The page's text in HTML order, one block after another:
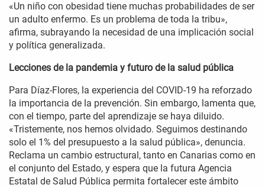
«Un niño con obesidad tiene muchas probabilidades de ser
un adulto enfermo. Es un problema de toda la tribu»,
afirma, subrayando la necesidad de una implicación social
y política generalizada.
Lecciones de la pandemia y futuro de la salud pública
Para Díaz-Flores, la experiencia del COVID-19 ha reforzado
la importancia de la prevención. Sin embargo, lamenta que,
con el tiempo, parte del aprendizaje se haya diluido.
«Tristemente, nos hemos olvidado. Seguimos destinando
solo el 1% del presupuesto a la salud pública», denuncia.
Reclama un cambio estructural, tanto en Canarias como en
el conjunto del Estado, y espera que la futura Agencia
Estatal de Salud Pública permita fortalecer este ámbito